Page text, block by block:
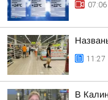
07:06
11:27
В